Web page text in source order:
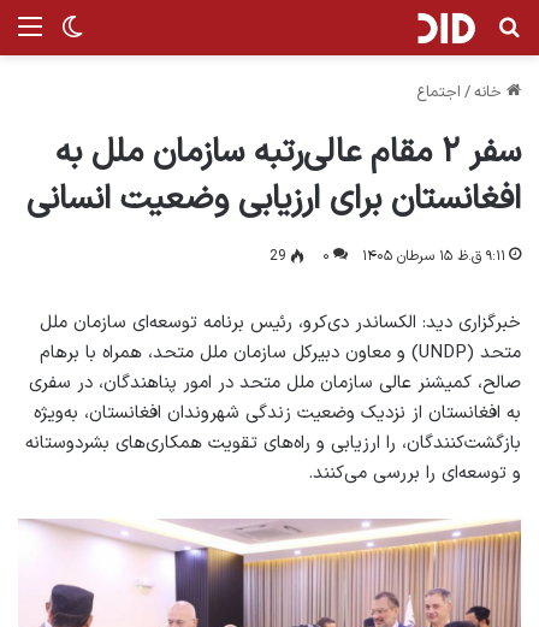
تغییر جستجو برای
خانه/ اجتماع
سفر ۲ مقام عالی‌رتبه سازمان ملل به
افغانستان برای ارزیابی وضعیت انسانی
۹:۱۱ ق.ظ ۱۵ سرطان ۱۴۰۵ ۰ 29
خبرگزاری دید: الکساندر دی‌کرو، رئیس برنامه توسعه‌ای سازمان ملل
متحد (UNDP) و معاون دبیرکل سازمان ملل متحد، همراه با برهام
صالح، کمیشنر عالی سازمان ملل متحد در امور پناهندگان، در سفری
به افغانستان از نزدیک وضعیت زندگی شهروندان افغانستان، به‌ویژه
بازگشت‌کنندگان، را ارزیابی و راه‌های تقویت همکاری‌های بشردوستانه
و توسعه‌ای را بررسی می‌کنند.